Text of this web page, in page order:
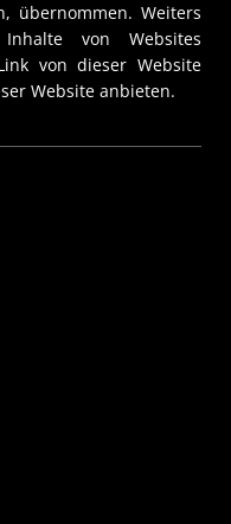
übernommen. Weiters
von Websites
von dieser Website
Website anbieten.